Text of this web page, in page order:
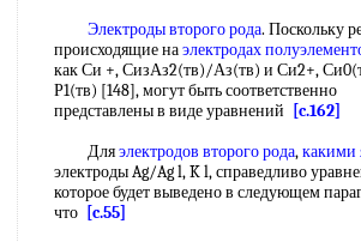
Электроды второго рода. Поскольку
происходящие наэлектродах
как Си +, СизАз2(тв)/Аз(тв) и Си2+,
Р1(тв) [148], могут быть соответственно
представлены в виде уравнений
[c.162]
Дляэлектродов второго рода,какими
электроды Ag/Ag l, K l, справедливо
которое будет выведено в следующем
что [c.55]